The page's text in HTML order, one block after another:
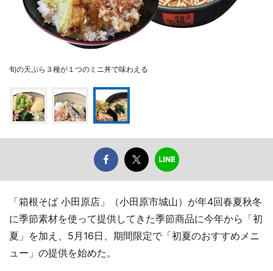
旬の天ぷら３種が１つのミニ丼で味わえる
「箱根そば 小田原店」（小田原市城山）が年4回春夏秋冬
に季節素材を使って提供してきた季節商品に今年から「初
夏」を加え、5月16日、期間限定で「初夏のおすすめメニ
ュー」の提供を始めた。